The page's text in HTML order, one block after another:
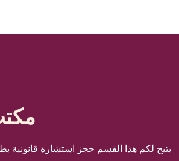
يتيح لكم هذا القسم حجز استشارة قانونية